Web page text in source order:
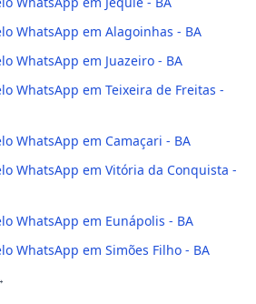
WhatsApp em Alagoinhas - BA
WhatsApp em Juazeiro - BA
WhatsApp em Teixeira de Freitas -
WhatsApp em Camaçari - BA
WhatsApp em Vitória da Conquista -
WhatsApp em Eunápolis - BA
WhatsApp em Simões Filho - BA